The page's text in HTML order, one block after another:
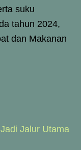
suku
tahun 2024,
dan Makanan
Jalur Utama